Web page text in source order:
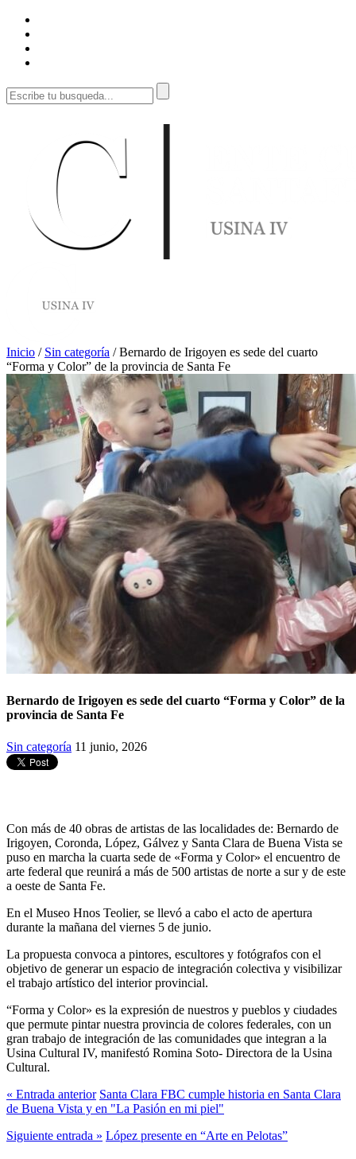
Inicio / Sin categoría /Bernardo de Irigoyen es sede del cuarto
“Forma y Color” de la provincia de Santa Fe
Bernardo de Irigoyen es sede del cuarto “Forma y Color” de la
provincia de Santa Fe
Sin categoría 11 junio, 2026
Con más de 40 obras de artistas de las localidades de: Bernardo de
Irigoyen, Coronda, López, Gálvez y Santa Clara de Buena Vista se
puso en marcha la cuarta sede de «Forma y Color» el encuentro de
arte federal que reunirá a más de 500 artistas de norte a sur y de este
a oeste de Santa Fe.
En el Museo Hnos Teolier, se llevó a cabo el acto de apertura
durante la mañana del viernes 5 de junio.
La propuesta convoca a pintores, escultores y fotógrafos con el
objetivo de generar un espacio de integración colectiva y visibilizar
el trabajo artístico del interior provincial.
“Forma y Color» es la expresión de nuestros y pueblos y ciudades
que permute pintar nuestra provincia de colores federales, con un
gran trabajo de integración de las comunidades que integran a la
Usina Cultural IV, manifestó Romina Soto- Directora de la Usina
Cultural.
« Entrada anterior Santa Clara FBC cumple historia en Santa Clara
de Buena Vista y en "La Pasión en mi piel"
Siguiente entrada » López presente en “Arte en Pelotas”